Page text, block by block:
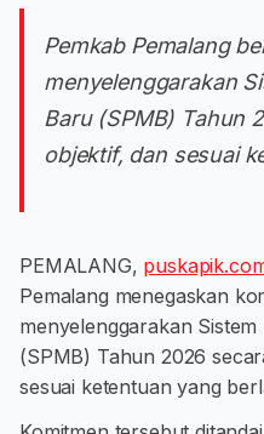
Pemkab Pemalang
menyelenggarakan
Baru (SPMB) Tahun
objektif, dan sesuai
PEMALANG,
Pemalang menegaskan
menyelenggarakan
(SPMB) Tahun 2026
sesuai ketentuan yang